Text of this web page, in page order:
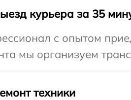
курьера за 35
с опытом
мы организуем
техники